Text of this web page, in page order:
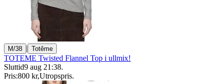
M/38 | Totême
TOTEME Twisted Flannel Top i ullmix!
Sluttid9 aug 21:38.
Pris:800 kr,Utropspris.